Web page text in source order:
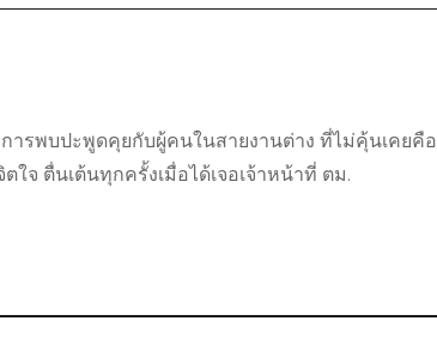
การพบปะพูดคุยกับผู้คนในสายงานต่าง ที่ไม่คุ้นเคยคือ
ใจ ตื่นเต้นทุกครั้งเมื่อได้เจอเจ้าหน้าที่ ตม.